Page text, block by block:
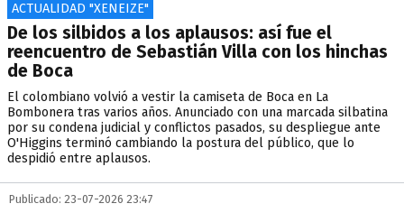
ACTUALIDAD "XENEIZE"
De los silbidos a los aplausos: así fue el
reencuentro de Sebastián Villa con los hinchas
de Boca
El colombiano volvió a vestir la camiseta de Boca en La
Bombonera tras varios años. Anunciado con una marcada silbatina
por su condena judicial y conflictos pasados, su despliegue ante
O'Higgins terminó cambiando la postura del público, que lo
despidió entre aplausos.
Publicado: 23-07-2026 23:47